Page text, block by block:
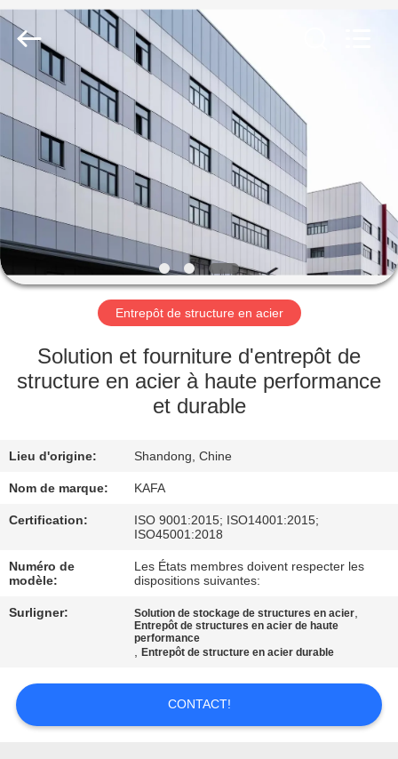
ACCUEIL
PRODUITS
VIDÉOS
SPECTACLE
DE
RÉALITÉ
VIRTUELLE
DE
NOUS
DE
L'USINE
CONTRÔLE
QUALITÉ
Qingdao
KaFa
Fabrication
All
Rights
Reserved.
Entrepôt de structure en acier
Solution et fourniture d'entrepôt de
structure en acier à haute performance
et durable
Lieu d'origine: Shandong, Chine
Nom de marque: KAFA
Certification:
ISO 9001:2015; ISO14001:2015;
ISO45001:2018
Numéro de
modèle:
Les États membres doivent respecter les
dispositions suivantes:
Surligner: Solution de stockage de structures en acier,
Entrepôt de structures en acier de haute
performance
,Entrepôt de structure en acier durable
CONTACT!